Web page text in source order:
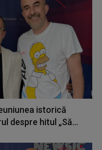
istorică
despre hitul „Să...